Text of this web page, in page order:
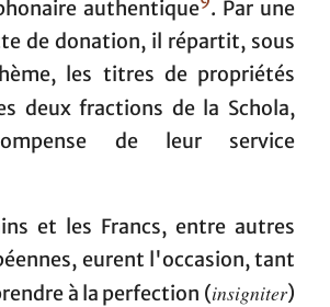
authentique . Par une
de donation, il répartit, sous
les titres de propriétés
deux fractions de la Schola,
de leur service
et les Francs, entre autres
eurent l'occasion, tant
à la perfection (insigniter)